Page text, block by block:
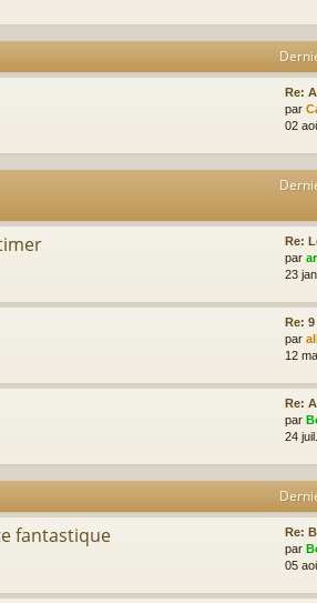
Re:
par
02
Re:
par
23
Re:
par
12
Re:
par
24
fantastique
Re:
par
05